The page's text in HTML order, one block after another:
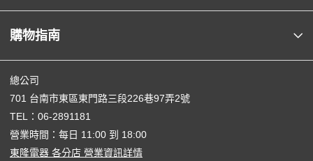
購物指南
總公司
701 台南市東區東門路三段226巷97弄2號
TEL： 06-2891181
營業時間：每日 11:00 到 18:00
東隆電器 各分店 營業資訊詳情